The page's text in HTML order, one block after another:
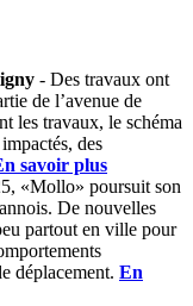
- Des travaux ont
de l’avenue de
les travaux, le schéma
des
savoir plus
«Mollo» poursuit son
De nouvelles
partout en ville pour
déplacement. En